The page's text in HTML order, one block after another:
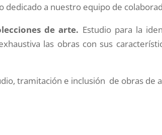
a nuestro equipo de
de arte. Estudio para la
las obras con sus
tramitación e inclusión de obras de